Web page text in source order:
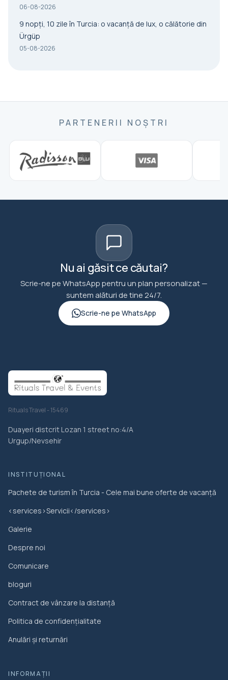
06-08-2026
9 nopți, 10 zile în Turcia: o vacanță de lux, o călătorie din
Ürgüp
05-08-2026
PARTENERII NOȘTRI
Nu ai găsit ce căutai?
Scrie-ne pe WhatsApp pentru un plan personalizat —
suntem alături de tine 24/7.
Scrie-ne pe WhatsApp
Rituals Travel - 15469
Duayeri distcrit Lozan 1 street no:4/A
Urgup/Nevsehir
INSTITUŢIONAL
Pachete de turism în Turcia - Cele mai bune oferte de vacanță
<services>Servicii</services>
Galerie
Despre noi
Comunicare
bloguri
Contract de vânzare la distanță
Politica de confidențialitate
Anulări și returnări
INFORMAȚII